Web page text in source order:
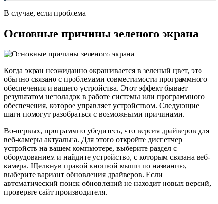
В случае, если проблема
Основные причины зеленого экрана
Когда экран неожиданно окрашивается в зеленый цвет, это
обычно связано с проблемами совместимости программного
обеспечения и вашего устройства. Этот эффект бывает
результатом неполадок в работе системы или программного
обеспечения, которое управляет устройством. Следующие
шаги помогут разобраться с возможными причинами.
Во-первых, программно убедитесь, что версия драйверов для
веб-камеры актуальна. Для этого откройте диспетчер
устройств на вашем компьютере, выберите раздел с
оборудованием и найдите устройство, с которым связана веб-
камера. Щелкнув правой кнопкой мыши по названию,
выберите вариант обновления драйверов. Если
автоматический поиск обновлений не находит новых версий,
проверьте сайт производителя.